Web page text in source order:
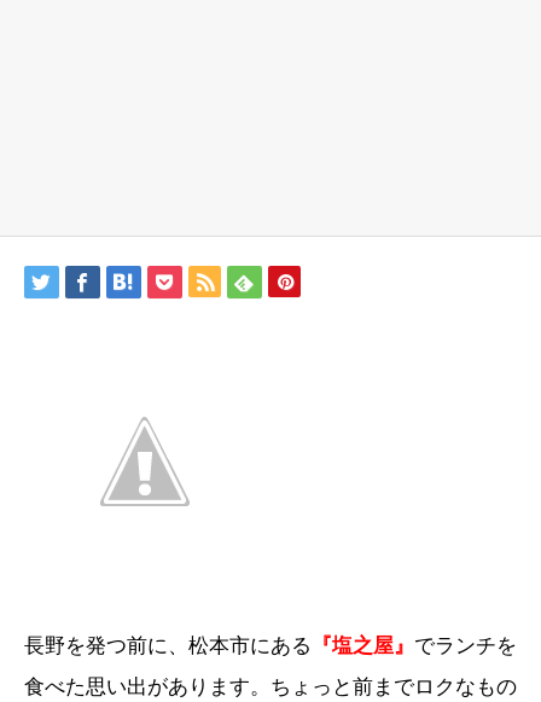
長野を発つ前に、松本市にある 『塩之屋』 でランチを
食べた思い出があります。ちょっと前までロクなもの